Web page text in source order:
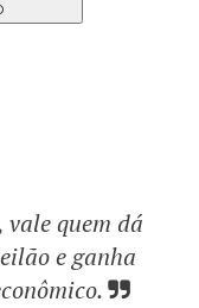
quem dá
e ganha